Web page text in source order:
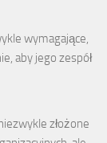
wymagające,
aby jego zespół
złożone